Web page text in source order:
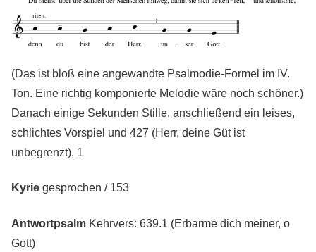
(Das ist bloß eine angewandte Psalmodie-Formel im IV.
Ton. Eine richtig komponierte Melodie wäre noch schöner.)
Danach einige Sekunden Stille, anschließend ein leises,
schlichtes Vorspiel und 427 (Herr, deine Güt ist
unbegrenzt), 1
Kyrie gesprochen / 153
Antwortpsalm Kehrvers: 639.1 (Erbarme dich meiner, o
Gott)